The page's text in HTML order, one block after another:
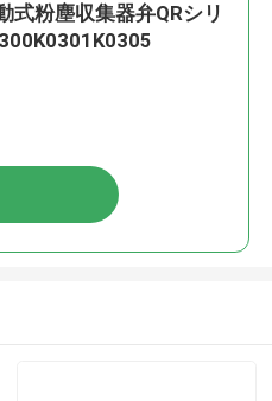
式粉塵収集器弁QRシリ